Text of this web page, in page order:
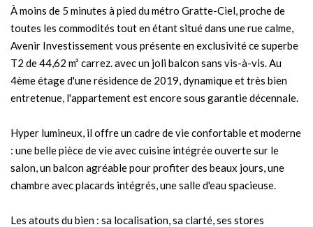
VENDRE
Estimer votre bien
Nos biens vendus
CONTACT
À moins de 5 minutes à pied du métro Gratte-Ciel, proche de
toutes les commodités tout en étant situé dans une rue calme,
Avenir Investissement vous présente en exclusivité ce superbe
T2 de 44,62 m² carrez. avec un joli balcon sans vis-à-vis. Au
4ème étage d'une résidence de 2019, dynamique et très bien
entretenue, l'appartement est encore sous garantie décennale.
Hyper lumineux, il offre un cadre de vie confortable et moderne
: une belle pièce de vie avec cuisine intégrée ouverte sur le
salon, un balcon agréable pour profiter des beaux jours, une
chambre avec placards intégrés, une salle d'eau spacieuse.
Les atouts du bien : sa localisation, sa clarté, ses stores